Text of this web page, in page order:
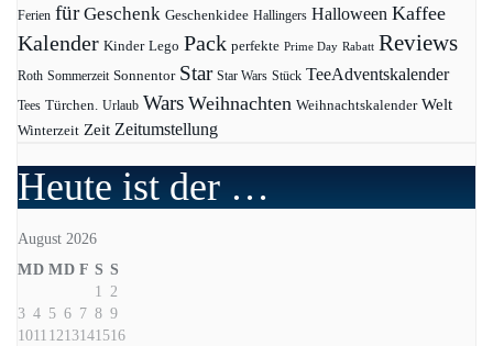
Ferien für Geschenk Geschenkidee Hallingers Halloween Kaffee
Kalender Kinder Lego Pack perfekte Prime Day Rabatt Reviews
Roth Sommerzeit Sonnentor Star Star Wars Stück TeeAdventskalender
Tees Türchen. Urlaub Wars Weihnachten Weihnachtskalender Welt
Winterzeit Zeit Zeitumstellung
Heute ist der …
August 2026
MD MD F S S
1 2
3 4 5 6 7 8 9
1011 1213141516